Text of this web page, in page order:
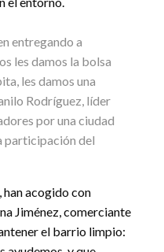
entregando a
les damos la bolsa
les damos una
Rodríguez, líder
por una ciudad
participación del
han acogido con
Jiménez, comerciante
el barrio limpio: